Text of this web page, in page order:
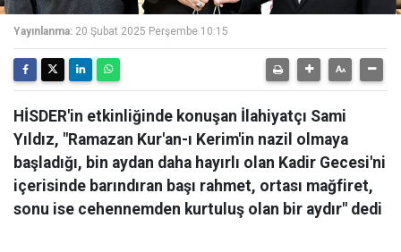
Yayınlanma: 20 Şubat 2025 Perşembe 10:15
HİSDER'in etkinliğinde konuşan İlahiyatçı Sami
Yıldız, "Ramazan Kur'an-ı Kerim'in nazil olmaya
başladığı, bin aydan daha hayırlı olan Kadir Gecesi'ni
içerisinde barındıran başı rahmet, ortası mağfiret,
sonu ise cehennemden kurtuluş olan bir aydır" dedi